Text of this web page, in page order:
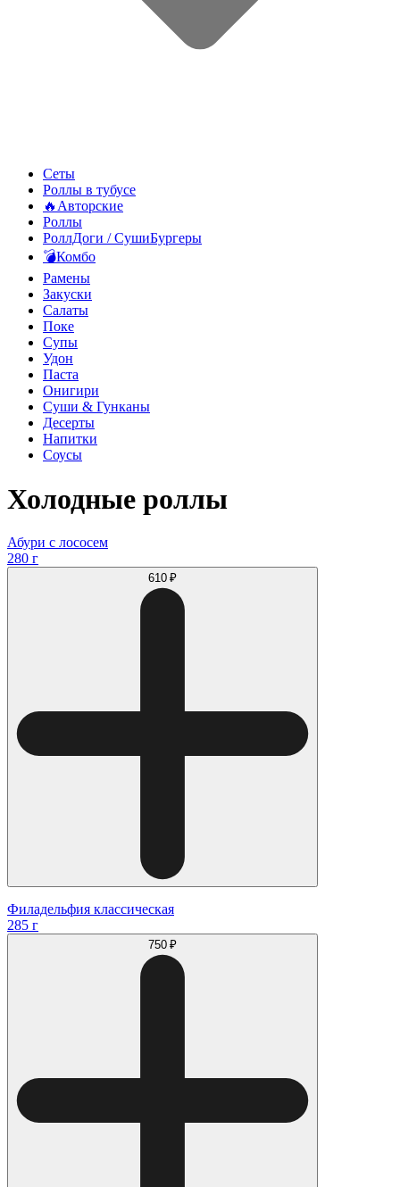
Сеты
Роллы в тубусе
🔥Авторские
Роллы
РоллДоги / СушиБургеры
💣Комбо
Рамены
Закуски
Салаты
Поке
Супы
Удон
Паста
Онигири
Суши & Гунканы
Десерты
Напитки
Соусы
Холодные роллы
Абури с лососем
280 г
610 ₽
Филадельфия классическая
285 г
750 ₽